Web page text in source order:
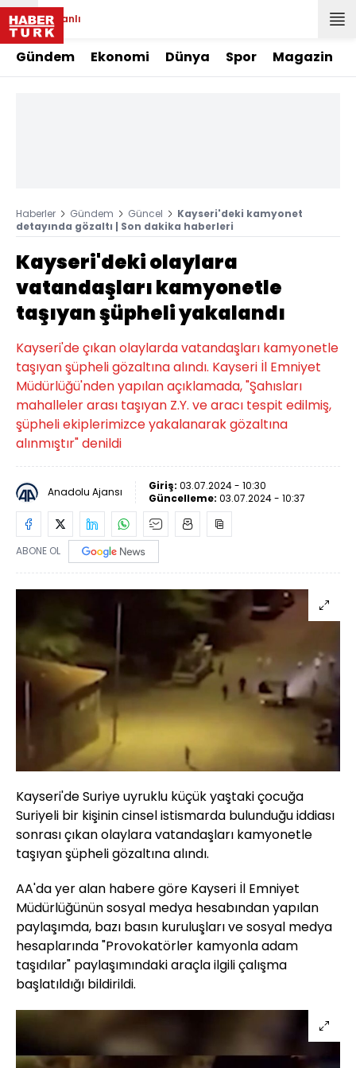
Canlı
Gündem Ekonomi Dünya Spor Magazin
Haberler Gündem Güncel
Kayseri'deki kamyonet
detayında gözaltı | Son dakika haberleri
Kayseri'deki olaylara
vatandaşları kamyonetle
taşıyan şüpheli yakalandı
Kayseri'de çıkan olaylarda vatandaşları kamyonetle
taşıyan şüpheli gözaltına alındı. Kayseri İl Emniyet
Müdürlüğü'nden yapılan açıklamada, "Şahısları
mahalleler arası taşıyan Z.Y. ve aracı tespit edilmiş,
şüpheli ekiplerimizce yakalanarak gözaltına
alınmıştır" denildi
Anadolu Ajansı Giriş: 03.07.2024 - 10:30
Güncelleme: 03.07.2024 - 10:37
ABONE OL
Kayseri'de Suriye uyruklu küçük yaştaki çocuğa
Suriyeli bir kişinin cinsel istismarda bulunduğu iddiası
sonrası çıkan olaylara vatandaşları kamyonetle
taşıyan şüpheli gözaltına alındı.
AA'da yer alan habere göre Kayseri İl Emniyet
Müdürlüğünün sosyal medya hesabından yapılan
paylaşımda, bazı basın kuruluşları ve sosyal medya
hesaplarında "Provokatörler kamyonla adam
taşıdılar" paylaşımındaki araçla ilgili çalışma
başlatıldığı bildirildi.